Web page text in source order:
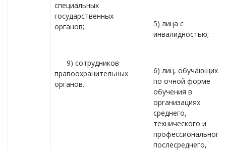
специальных
государственных
органов;
9) сотрудников
правоохранительных
органов.
5) лица с
инвалидностью;
6) лиц, обучающихся
по очной форме
обучения в
организациях
среднего,
технического и
профессионального,
послесреднего,